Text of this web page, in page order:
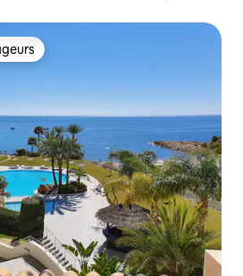
les plus appréciés